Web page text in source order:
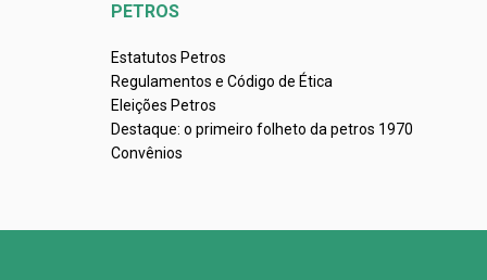
PETROS
Estatutos Petros
Regulamentos e Código de Ética
Eleições Petros
Destaque: o primeiro folheto da petros 1970
Convênios